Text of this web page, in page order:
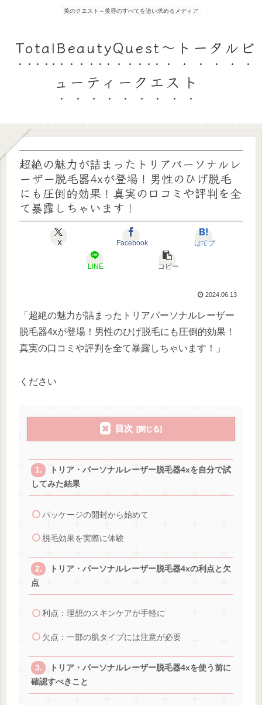
美のクエスト～美容のすべてを追い求めるメディア
TotalBeautyQuest～トータルビ
ューティークエスト
超絶の魅力が詰まったトリアパーソナルレ
ーザー脱毛器4xが登場！男性のひげ脱毛
にも圧倒的効果！真実の口コミや評判を全
て暴露しちゃいます！
X Facebook はてブ
LINE コピー
2024.06.13
「超絶の魅力が詰まったトリアパーソナルレーザー
脱毛器4xが登場！男性のひげ脱毛にも圧倒的効果！
真実の口コミや評判を全て暴露しちゃいます！」
ください
目次
トリア・パーソナルレーザー脱毛器4xを自分で試
してみた結果
パッケージの開封から始めて
脱毛効果を実際に体験
トリア・パーソナルレーザー脱毛器4xの利点と欠
点
利点：理想のスキンケアが手軽に
欠点：一部の肌タイプには注意が必要
トリア・パーソナルレーザー脱毛器4xを使う前に
確認すべきこと